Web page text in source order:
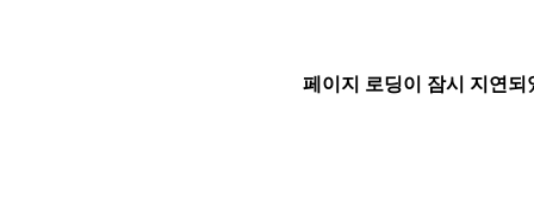
페이지 로딩이 잠시 지연